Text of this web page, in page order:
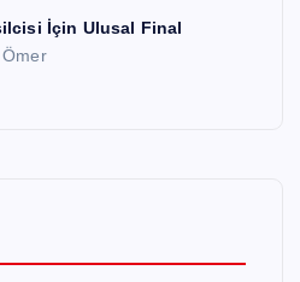
İçin Ulusal Final
Ömer